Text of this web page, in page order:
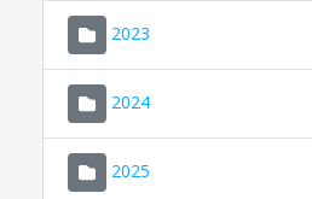
2023
2024
2025